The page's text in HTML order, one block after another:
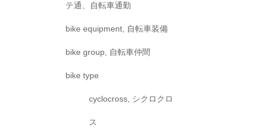
テ通、自転車通勤
bike equipment, 自転車装備
bike group, 自転車仲間
bike type
cyclocross, シクロクロ
ス